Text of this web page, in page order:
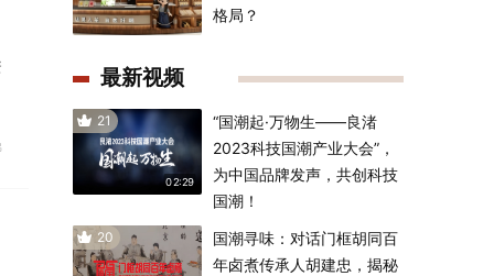
格局？
最新视频
21
02:29
“国潮起·万物生——良渚
2023科技国潮产业大会”，
为中国品牌发声，共创科技
国潮！
20
国潮寻味：对话门框胡同百
年卤煮传承人胡建忠，揭秘